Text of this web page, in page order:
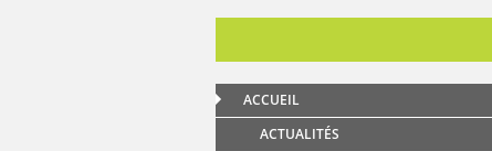
ACCUEIL
ACTUALITÉS